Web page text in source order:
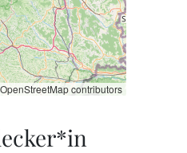
OpenStreetMapcontributors